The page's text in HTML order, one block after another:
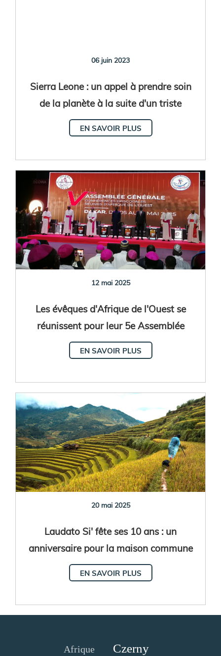
06 juin 2023
Sierra Leone : un appel à prendre soin
de la planète à la suite d'un triste
événement
EN SAVOIR PLUS
12 mai 2025
Les évêques d'Afrique de l'Ouest se
réunissent pour leur 5e Assemblée
plénière
EN SAVOIR PLUS
20 mai 2025
Laudato Si' fête ses 10 ans : un
anniversaire pour la maison commune
EN SAVOIR PLUS
Afrique
Czerny